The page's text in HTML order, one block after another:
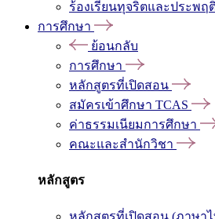
ร้องเรียนทุจริตและประพฤ
การศึกษา
ย้อนกลับ
การศึกษา
หลักสูตรที่เปิดสอน
สมัครเข้าศึกษา TCAS
ค่าธรรมเนียมการศึกษา
คณะและสำนักวิชา
หลักสูตร